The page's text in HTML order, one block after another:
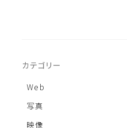
カテゴリー
Web
写真
映像